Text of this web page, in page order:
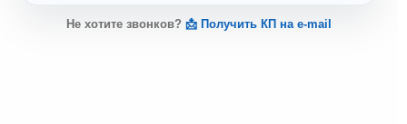
Не хотите звонков? 📩 Получить КП на e-mail